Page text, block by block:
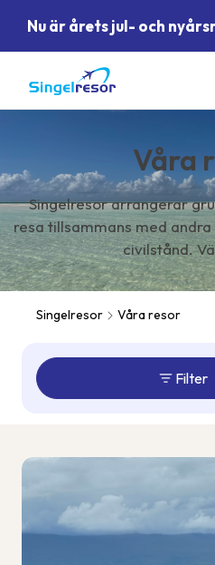
Nu är årets jul- och
Våra
Singelresor arrangerar
resa tillsammans med
civilstånd.
Singelresor Våra resor
Filter